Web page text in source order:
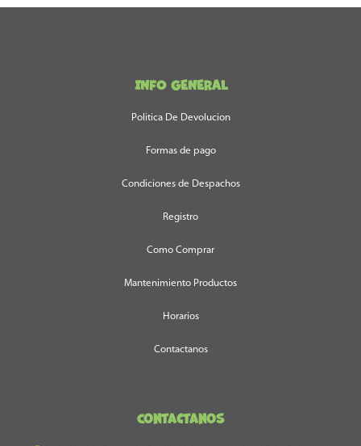
INFO GENERAL
Politica De Devolucion
Formas de pago
Condiciones de Despachos
Registro
Como Comprar
Mantenimiento Productos
Horarios
Contactanos
Contactanos